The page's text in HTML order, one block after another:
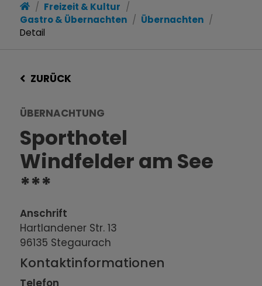
Freizeit & Kultur
Gastro & Übernachten
Übernachten
Detail
ZURÜCK
ÜBERNACHTUNG
Sporthotel
Windfelder am See
***
Anschrift
Hartlandener Str. 13
96135 Stegaurach
Kontaktinformationen
Telefon